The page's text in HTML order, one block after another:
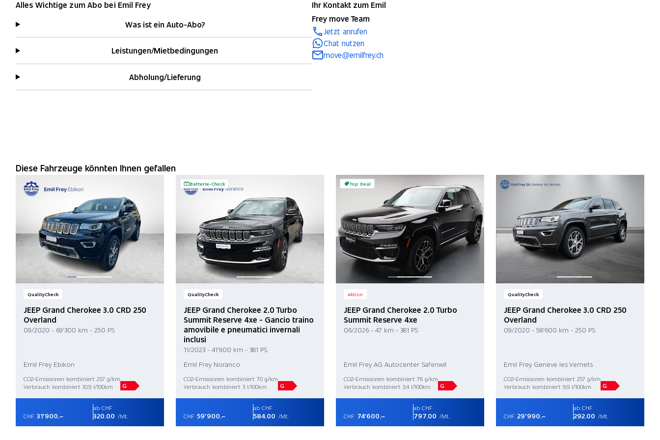
Ihr Kontakt zum Emil
Frey move Team
Jetzt anrufen
Chat nutzen
move@emilfrey.ch
Alles Wichtige zum Abo bei Emil Frey
Was ist ein Auto-Abo?
Leistungen/Mietbedingungen
Abholung/Lieferung
Diese Fahrzeuge könnten Ihnen gefallen
QualityCheck
JEEP Grand Cherokee 3.0 CRD 250
Overland
09/2020 - 69'300 km - 250 PS
Emil Frey Ebikon
CO2-Emissionen kombiniert 257 g/km
Verbrauch kombiniert 10.9 l/100km
G
CHF 31'900.–
ab CHF
320.00 /Mt.
Batterie-Check
QualityCheck
JEEP Grand Cherokee 2.0 Turbo
Summit Reserve 4xe - Gancio traino
amovibile e pneumatici invernali
inclusi
11/2023 - 41'900 km - 381 PS
Emil Frey Noranco
CO2-Emissionen kombiniert 70 g/km
Verbrauch kombiniert 3 l/100km
G
CHF 59'900.–
ab CHF
584.00 /Mt.
Top Deal
Aktion
JEEP Grand Cherokee 2.0 Turbo
Summit Reserve 4xe
06/2026 - 47 km - 381 PS
Emil Frey AG Autocenter Safenwil
CO2-Emissionen kombiniert 76 g/km
Verbrauch kombiniert 3.4 l/100km
G
CHF 74'600.–
ab CHF
797.00 /Mt.
QualityCheck
JEEP Grand Cherokee 3.0 CRD 250
Overland
09/2020 - 58'600 km - 250 PS
Emil Frey Genève les Vernets
CO2-Emissionen kombiniert 257 g/km
Verbrauch kombiniert 9.9 l/100km
G
CHF 29'990.–
ab CHF
292.00 /Mt.